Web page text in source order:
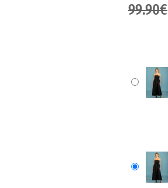
99.90€